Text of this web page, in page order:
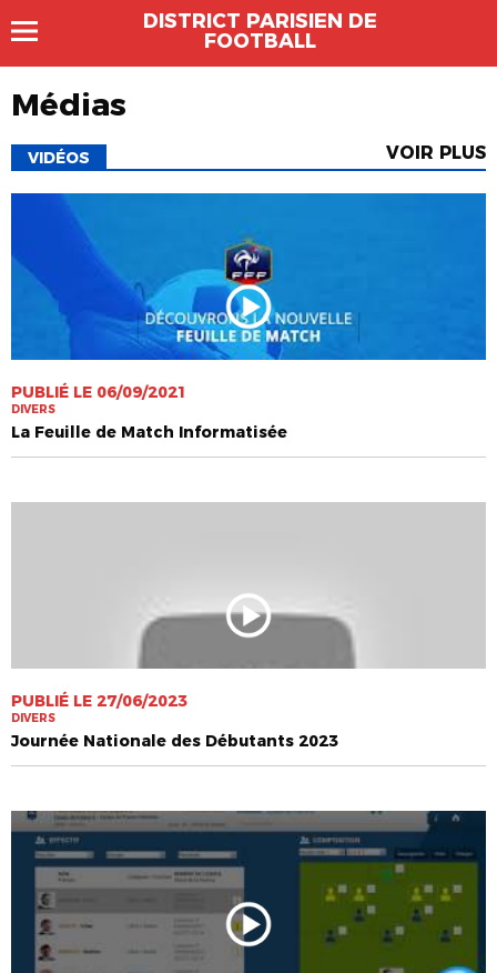
DISTRICT PARISIEN DE
FOOTBALL
Médias
VIDÉOS VOIR PLUS
PUBLIÉ LE 06/09/2021
DIVERS
La Feuille de Match Informatisée
PUBLIÉ LE 27/06/2023
DIVERS
Journée Nationale des Débutants 2023